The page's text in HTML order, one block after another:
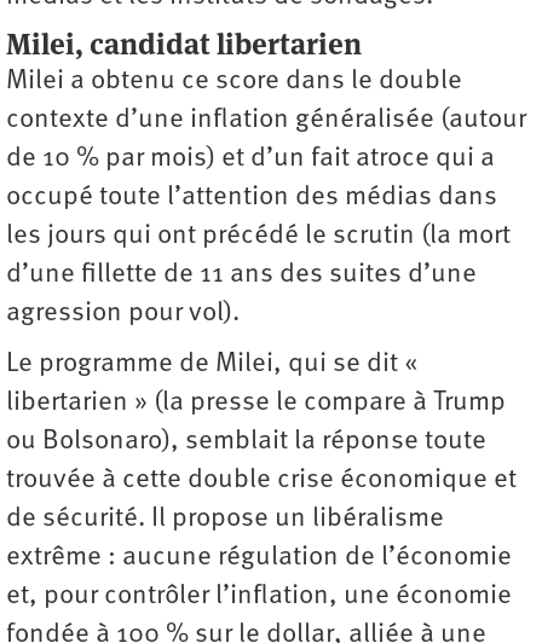
Milei, candidat libertarien
Milei a obtenu ce score dans le double
contexte d’une inflation généralisée (autour
de 10 % par mois) et d’un fait atroce qui a
occupé toute l’attention des médias dans
les jours qui ont précédé le scrutin (la mort
d’une fillette de 11 ans des suites d’une
agression pour vol).
Le programme de Milei, qui se dit «
libertarien » (la presse le compare à Trump
ou Bolsonaro), semblait la réponse toute
trouvée à cette double crise économique et
de sécurité. Il propose un libéralisme
extrême : aucune régulation de l’économie
et, pour contrôler l’inflation, une économie
fondée à 100 % sur le dollar, alliée à une